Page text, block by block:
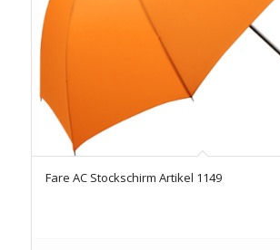
Fare AC Stockschirm Artikel 1149